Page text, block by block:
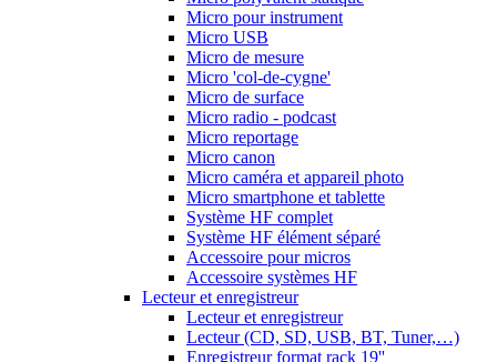
Micro pour instrument
Micro USB
Micro de mesure
Micro 'col-de-cygne'
Micro de surface
Micro radio - podcast
Micro reportage
Micro canon
Micro caméra et appareil photo
Micro smartphone et tablette
Système HF complet
Système HF élément séparé
Accessoire pour micros
Accessoire systèmes HF
Lecteur et enregistreur
Lecteur et enregistreur
Lecteur (CD, SD, USB, BT, Tuner,…)
Enregistreur format rack 19''